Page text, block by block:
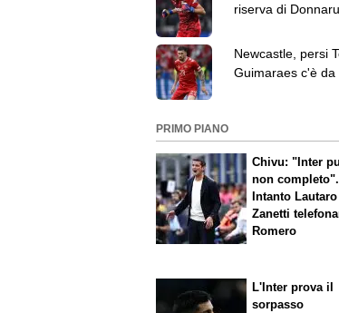
riserva di
Newcastle, persi
Guimaraes c'è da
PRIMO PIANO
Chivu: "Inter
non completo".
Intanto
Zanetti
Romero
L'Inter prova il
sorpasso